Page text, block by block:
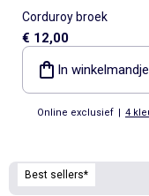
Corduroy broek
€ 12,00
In winkelmandje
Online exclusief | 4
Best sellers*